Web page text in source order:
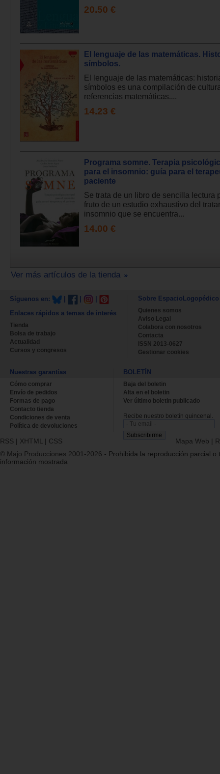
20.50 €
El lenguaje de las matemáticas.
símbolos.
El lenguaje de las matemáticas:
símbolos es una compilación de
referencias matemáticas....
14.23 €
Programa somne. Terapia
para el insomnio: guía para el
paciente
Se trata de un libro de sencilla lectura
fruto de un estudio exhaustivo del
insomnio que se encuentra...
14.00 €
Ver más artículos de la tienda
Síguenos en:
Enlaces rápidos a temas de interés
Tienda
Bolsa de trabajo
Actualidad
Cursos y congresos
Sobre EspacioLogopédico
Quienes somos
Aviso Legal
Colabora con nosotros
Contacta
ISSN 2013-0627
Gestionar cookies
Nuestras garantías
Cómo comprar
Envío de pedidos
Formas de pago
Contacto tienda
Condiciones de venta
Política de devoluciones
BOLETÍN
Baja del boletin
Alta en el boletin
Ver último boletin publicado
Recibe nuestro boletín quincenal.
RSS | XHTML | CSS Mapa Web |
© Majo Producciones 2001-2026 - Prohibida la reproducción parcial o
información mostrada